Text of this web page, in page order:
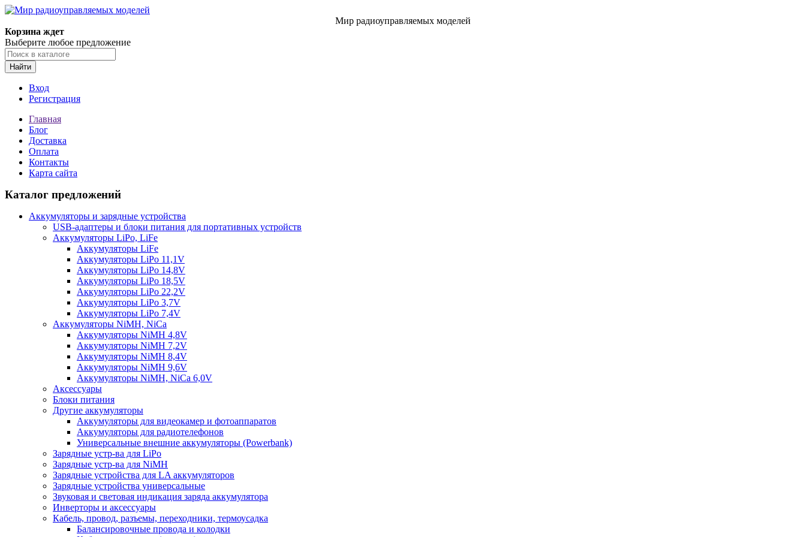
Мир радиоуправляемых моделей
Корзина ждет
Выберите любое предложение
Найти
Вход
Регистрация
Главная
Блог
Доставка
Оплата
Контакты
Карта сайта
Каталог предложений
Аккумуляторы и зарядные устройства
USB-адаптеры и блоки питания для портативных устройств
Аккумуляторы LiPo, LiFe
Аккумуляторы LiFe
Аккумуляторы LiPo 11,1V
Аккумуляторы LiPo 14,8V
Аккумуляторы LiPo 18,5V
Аккумуляторы LiPo 22,2V
Аккумуляторы LiPo 3,7V
Аккумуляторы LiPo 7,4V
Аккумуляторы NiMH, NiCa
Аккумуляторы NiMH 4,8V
Аккумуляторы NiMH 7,2V
Аккумуляторы NiMH 8,4V
Аккумуляторы NiMH 9,6V
Аккумуляторы NiMH, NiCa 6,0V
Аксессуары
Блоки питания
Другие аккумуляторы
Аккумуляторы для видеокамер и фотоаппаратов
Аккумуляторы для радиотелефонов
Универсальные внешние аккумуляторы (Powerbank)
Зарядные устр-ва для LiPo
Зарядные устр-ва для NiMH
Зарядные устройства для LA аккумуляторов
Зарядные устройства универсальные
Звуковая и световая индикация заряда аккумулятора
Инверторы и аксессуары
Кабель, провод, разъемы, переходники, термоусадка
Балансировочные провода и колодки